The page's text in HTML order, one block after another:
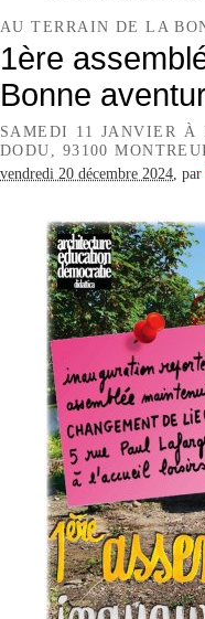
AU TERRAIN DE LA
1ère
Bonne
SAMEDI 11 JANVIER À
DODU, 93100
vendredi 20 décembre 2024 par